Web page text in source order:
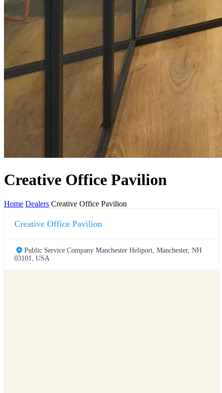
Creative Office Pavilion
Home Dealers Creative Office Pavilion
Creative Office Pavilion
Public Service Company Manchester Heliport, Manchester, NH
03101, USA